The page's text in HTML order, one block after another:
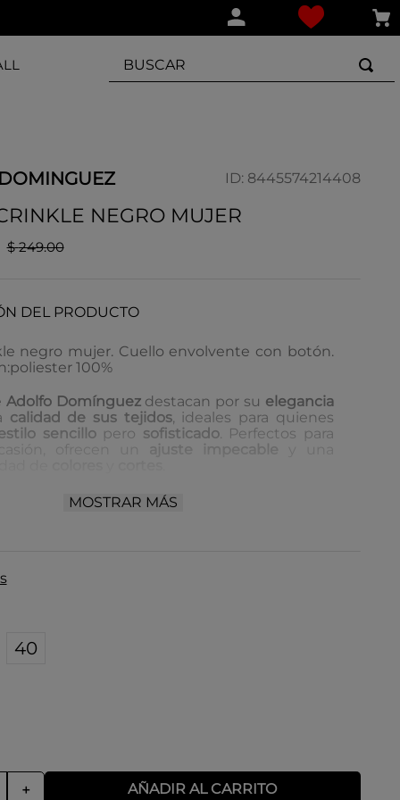
BUSCAR
ID: 8445574214408
NEGRO MUJER
$ 249.00
DEL PRODUCTO
negro mujer. Cuello envolvente con botón.
100%
Adolfo Domínguezdestacan por su elegancia
calidad de sus tejidos, ideales para quienes
sencillopero sofisticado. Perfectos para
ofrecen un
ajuste impecable
almacenamiento:MOSTRAR MÁS
40
＋ AÑADIR AL CARRITO